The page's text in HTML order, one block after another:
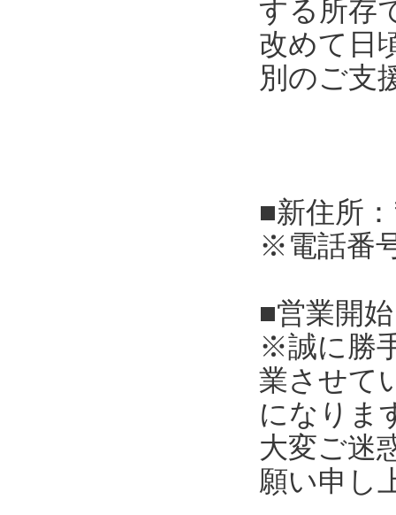
する所存
改めて日
別のご支
■新住所
※電話番
■営業開
※誠に勝
業させて
になりま
大変ご迷
願い申し